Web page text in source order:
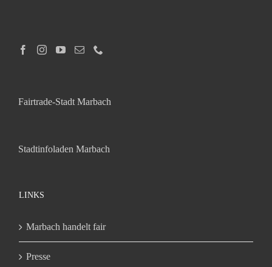
Fairtrade-Stadt Marbach
Stadtinfoladen Marbach
LINKS
Marbach handelt fair
Presse